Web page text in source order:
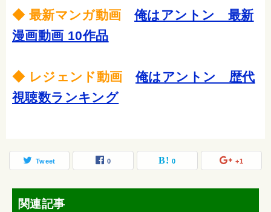
◆ 最新マンガ動画俺はアントン 最新
漫画動画 10作品
◆ レジェンド動画俺はアントン 歴代
視聴数ランキング
Tweet 0 0 +1
関連記事